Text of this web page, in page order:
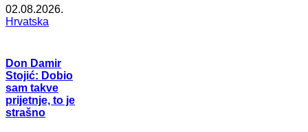
02.08.2026.
Hrvatska
Don Damir
Stojić: Dobio
sam takve
prijetnje, to je
strašno